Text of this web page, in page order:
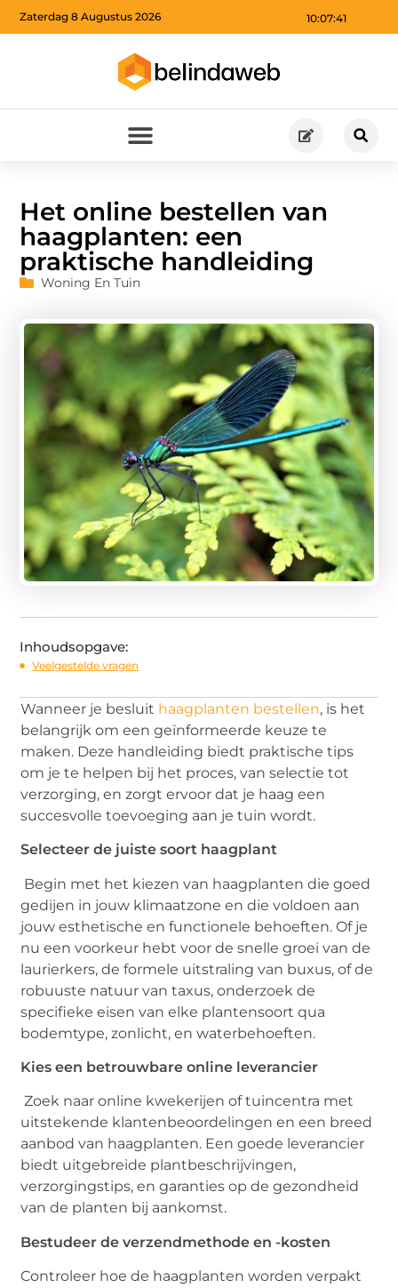
10:07:43
Zaterdag 8 Augustus 2026
Het online bestellen van
haagplanten: een
praktische handleiding
Woning En Tuin
Inhoudsopgave:
Veelgestelde vragen
Wanneer je besluit haagplanten bestellen, is het
belangrijk om een geïnformeerde keuze te
maken. Deze handleiding biedt praktische tips
om je te helpen bij het proces, van selectie tot
verzorging, en zorgt ervoor dat je haag een
succesvolle toevoeging aan je tuin wordt.
Selecteer de juiste soort haagplant
Begin met het kiezen van haagplanten die goed
gedijen in jouw klimaatzone en die voldoen aan
jouw esthetische en functionele behoeften. Of je
nu een voorkeur hebt voor de snelle groei van de
laurierkers, de formele uitstraling van buxus, of de
robuuste natuur van taxus, onderzoek de
specifieke eisen van elke plantensoort qua
bodemtype, zonlicht, en waterbehoeften.
Kies een betrouwbare online leverancier
Zoek naar online kwekerijen of tuincentra met
uitstekende klantenbeoordelingen en een breed
aanbod van haagplanten. Een goede leverancier
biedt uitgebreide plantbeschrijvingen,
verzorgingstips, en garanties op de gezondheid
van de planten bij aankomst.
Bestudeer de verzendmethode en -kosten
Controleer hoe de haagplanten worden verpakt